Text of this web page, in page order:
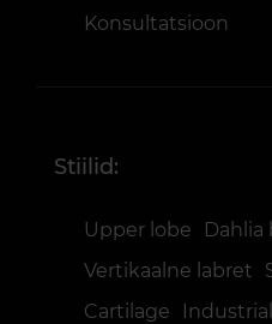
Konsultatsioon
Stiilid:
Upper lobe Dahlia
Vertikaalne labret
Cartilage
Industrial